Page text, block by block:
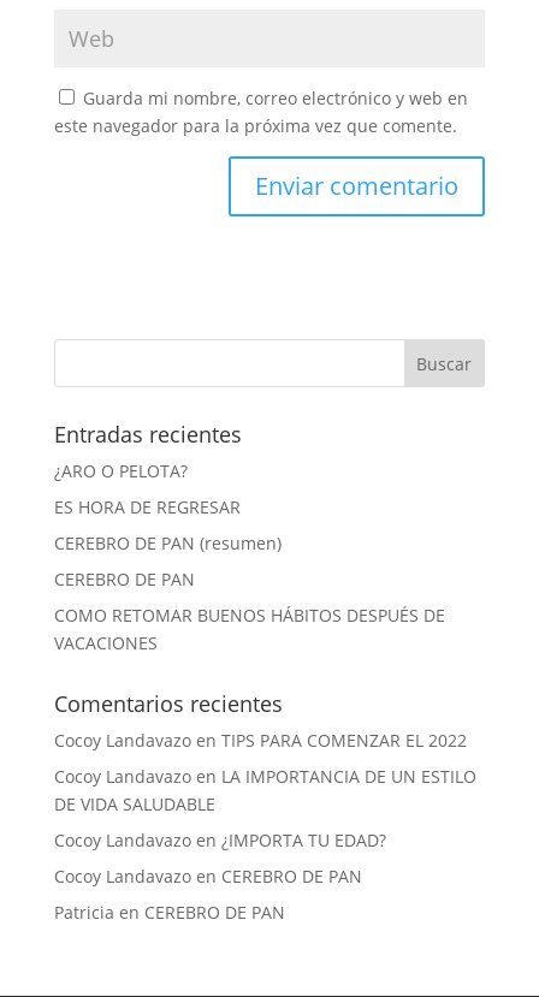
Guarda mi nombre, correo electrónico y web en
este navegador para la próxima vez que comente.
Entradas recientes
¿ARO O PELOTA?
ES HORA DE REGRESAR
CEREBRO DE PAN (resumen)
CEREBRO DE PAN
COMO RETOMAR BUENOS HÁBITOS DESPUÉS DE
VACACIONES
Comentarios recientes
Cocoy Landavazoen TIPS PARA COMENZAR EL 2022
Cocoy Landavazoen LA IMPORTANCIA DE UN ESTILO
DE VIDA SALUDABLE
Cocoy Landavazoen ¿IMPORTA TU EDAD?
Cocoy Landavazoen CEREBRO DE PAN
Patricia en CEREBRO DE PAN